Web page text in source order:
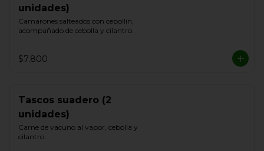
unidades)
Camarones salteados con cebollin,
acompañado de cebolla y cilantro.
$7.800
Tascos suadero (2
unidades)
Carne de vacuno al vapor, cebolla y
cilantro.